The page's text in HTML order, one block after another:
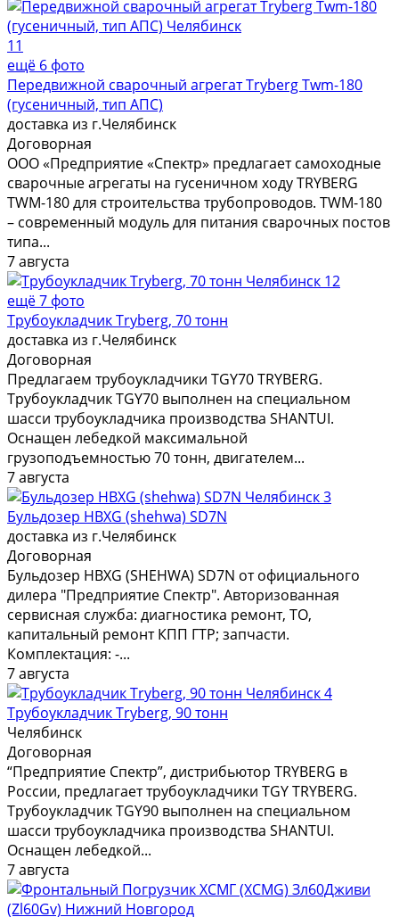
11
ещё 6 фото
Передвижной сварочный агрегат Tryberg Twm-180
(гусеничный, тип АПС)
доставка из г.Челябинск
Договорная
ООО «Предприятие «Спектр» предлагает самоходные
сварочные агрегаты на гусеничном ходу TRYBERG
TWM-180 для строительства трубопроводов. TWM-180
– современный модуль для питания сварочных постов
типа...
7 августа
12
ещё 7 фото
Трубоукладчик Tryberg, 70 тонн
доставка из г.Челябинск
Договорная
Предлагаем трубоукладчики TGY70 TRYBERG.
Трубоукладчик TGY70 выполнен на специальном
шасси трубоукладчика производства SHANTUI.
Оснащен лебедкой максимальной
грузоподъемностью 70 тонн, двигателем...
7 августа
3
Бульдозер HBXG (shehwa) SD7N
доставка из г.Челябинск
Договорная
Бульдозер HBXG (SHEHWA) SD7N от официального
дилера "Предприятие Спектр". Авторизованная
сервисная служба: диагностика ремонт, ТО,
капитальный ремонт КПП ГТР; запчасти.
Комплектация: -...
7 августа
4
Трубоукладчик Tryberg, 90 тонн
Челябинск
Договорная
“Предприятие Спектр”, дистрибьютор TRYBERG в
России, предлагает трубоукладчики TGY TRYBERG.
Трубоукладчик TGY90 выполнен на специальном
шасси трубоукладчика производства SHANTUI.
Оснащен лебедкой...
7 августа